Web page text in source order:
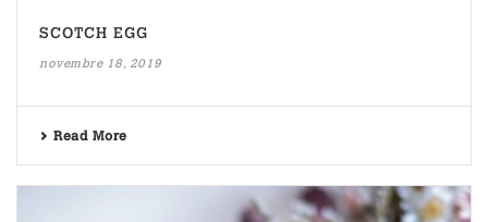
SCOTCH EGG
novembre 18, 2019
Read More